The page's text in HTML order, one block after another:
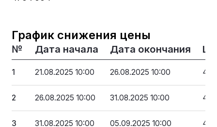
График снижения цены
№ Дата начала Дата окончания
1 21.08.2025 10:00 26.08.2025 10:00
2 26.08.2025 10:00 31.08.2025 10:00
3 31.08.2025 10:00 05.09.2025 10:00